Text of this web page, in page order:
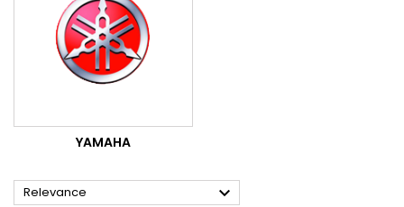
YAMAHA
Relevance 